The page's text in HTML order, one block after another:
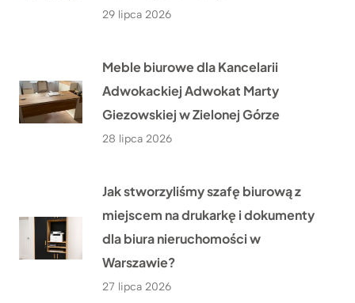
29 lipca 2026
Meble biurowe dla Kancelarii
Adwokackiej Adwokat Marty
Giezowskiej w Zielonej Górze
28 lipca 2026
Jak stworzyliśmy szafę biurową z
miejscem na drukarkę i dokumenty
dla biura nieruchomości w
Warszawie?
27 lipca 2026